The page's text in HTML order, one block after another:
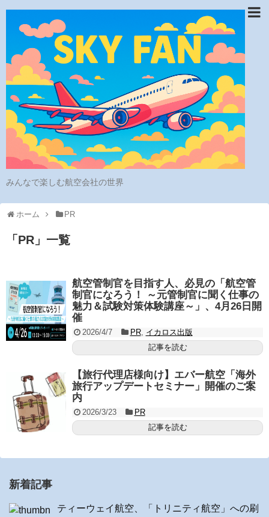
みんなで楽しむ航空会社の世界
ホーム PR
「 PR 」 一覧
航空管制官を目指す人、必見の「航空管
制官になろう！ ～元管制官に聞く仕事の
魅力＆試験対策体験講座～」、4月26日開
催
2026/4/7 PR, イカロス出版
記事を読む
【旅行代理店様向け】エバー航空「海外
旅行アップデートセミナー」開催のご案
内
2026/3/23
PR
記事を読む
新着記事
ティーウェイ航空、「トリニティ航空」への刷